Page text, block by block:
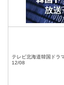
テレビ北海道韓国ドラ
12/08